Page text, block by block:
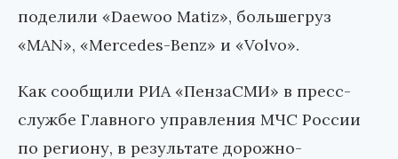
поделили «Daewoo Matiz», большегруз
«MAN», «Mercedes-Benz» и «Volvo».
Как сообщили РИА «ПензаСМИ» в пресс-
службе Главного управления МЧС России
по региону, в результате дорожно-